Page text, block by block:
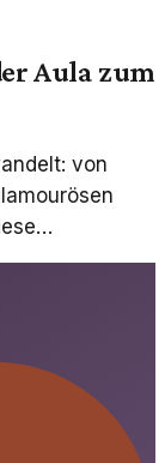
Aula zum
von